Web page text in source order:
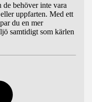
de behöver inte vara
uppfarten. Med ett
du en mer
samtidigt som kärlen